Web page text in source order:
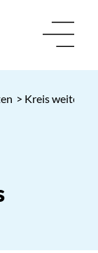
> Kreis weitet